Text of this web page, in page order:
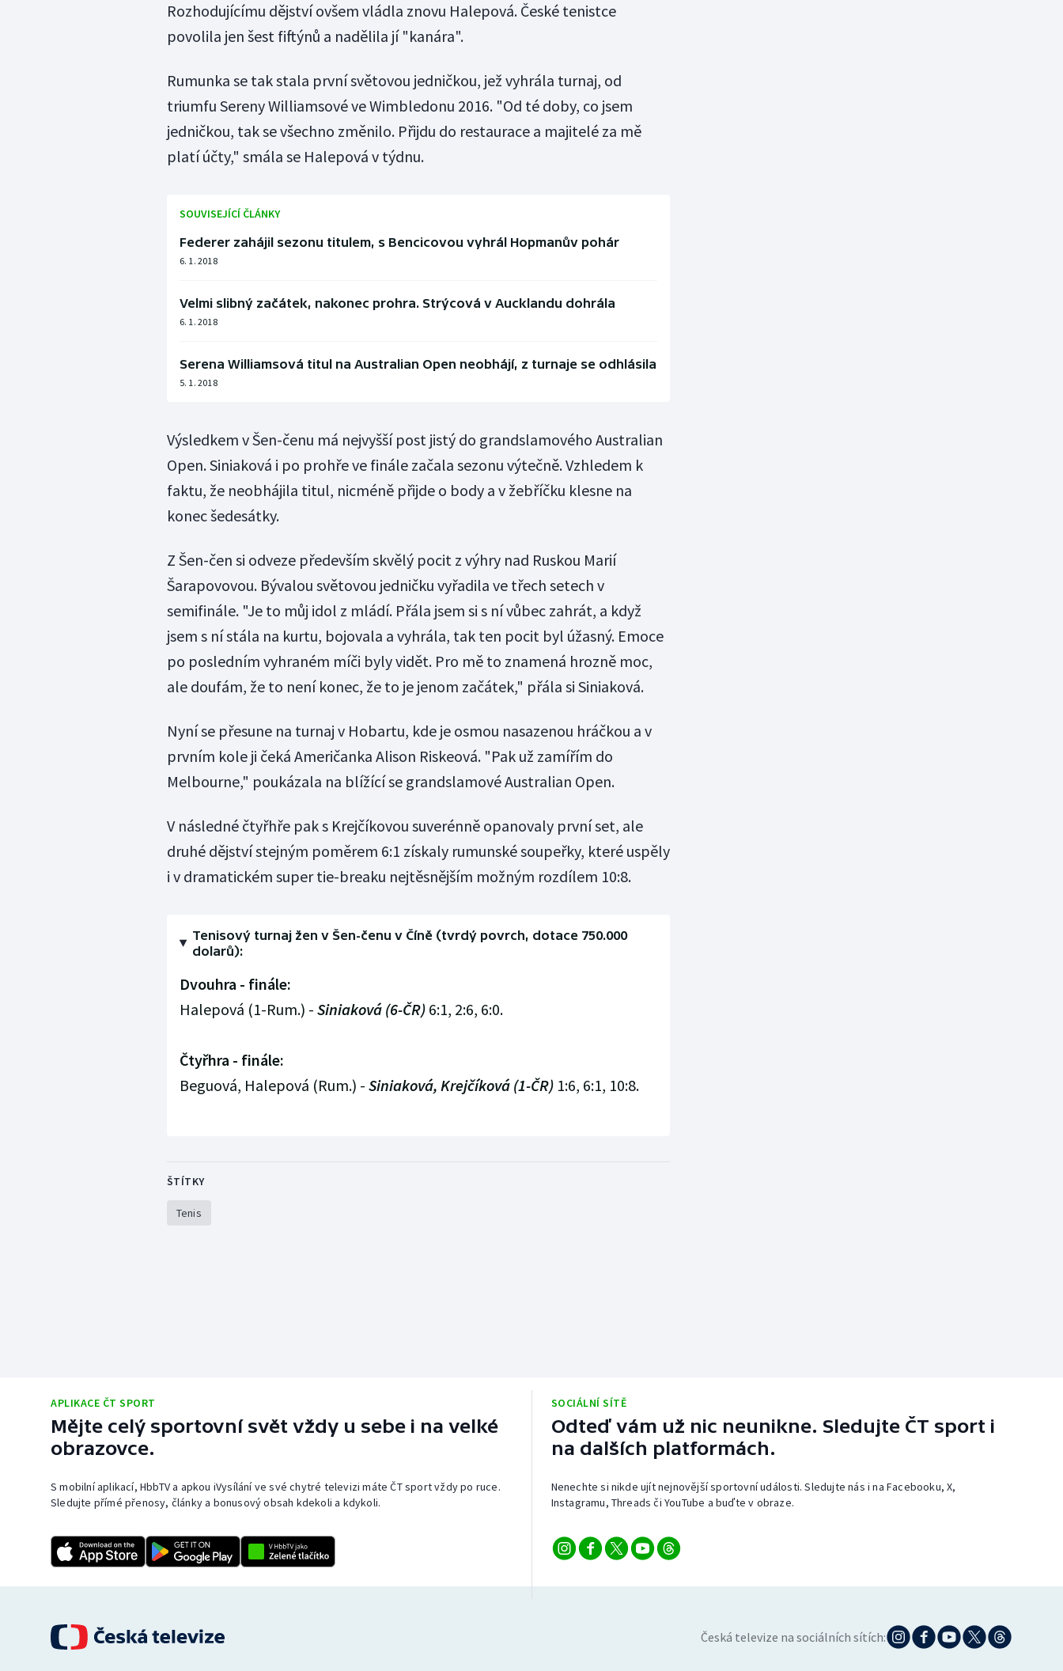
Rozhodujícímu dějství ovšem vládla znovu Halepová. České tenistce
povolila jen šest fiftýnů a nadělila jí "kanára".
Rumunka se tak stala první světovou jedničkou, jež vyhrála turnaj, od
triumfu Sereny Williamsové ve Wimbledonu 2016. "Od té doby, co jsem
jedničkou, tak se všechno změnilo. Přijdu do restaurace a majitelé za mě
platí účty," smála se Halepová v týdnu.
SOUVISEJÍCÍ ČLÁNKY
Federer zahájil sezonu titulem, s Bencicovou vyhrál Hopmanův pohár
6. 1. 2018
Velmi slibný začátek, nakonec prohra. Strýcová v Aucklandu dohrála
6. 1. 2018
Serena Williamsová titul na Australian Open neobhájí, z turnaje se odhlásila
5. 1. 2018
Výsledkem v Šen-čenu má nejvyšší post jistý do grandslamového Australian
Open. Siniaková i po prohře ve finále začala sezonu výtečně. Vzhledem k
faktu, že neobhájila titul, nicméně přijde o body a v žebříčku klesne na
konec šedesátky.
Z Šen-čen si odveze především skvělý pocit z výhry nad Ruskou Marií
Šarapovovou. Bývalou světovou jedničku vyřadila ve třech setech v
semifinále. "Je to můj idol z mládí. Přála jsem si s ní vůbec zahrát, a když
jsem s ní stála na kurtu, bojovala a vyhrála, tak ten pocit byl úžasný. Emoce
po posledním vyhraném míči byly vidět. Pro mě to znamená hrozně moc,
ale doufám, že to není konec, že to je jenom začátek," přála si Siniaková.
Nyní se přesune na turnaj v Hobartu, kde je osmou nasazenou hráčkou a v
prvním kole ji čeká Američanka Alison Riskeová. "Pak už zamířím do
Melbourne," poukázala na blížící se grandslamové Australian Open.
V následné čtyřhře pak s Krejčíkovou suverénně opanovaly první set, ale
druhé dějství stejným poměrem 6:1 získaly rumunské soupeřky, které uspěly
i v dramatickém super tie-breaku nejtěsnějším možným rozdílem 10:8.
Tenisový turnaj žen v Šen-čenu v Číně (tvrdý povrch, dotace 750.000
dolarů):
Dvouhra - finále:
Halepová (1-Rum.) - Siniaková (6-ČR)6:1, 2:6, 6:0.
Čtyřhra - finále:
Beguová, Halepová (Rum.) - Siniaková, Krejčíková (1-ČR)1:6, 6:1, 10:8.
ŠTÍTKY
Tenis
APLIKACE ČT SPORT
Mějte celý sportovní svět vždy u sebe i na velké
obrazovce.
S mobilní aplikací, HbbTV a apkou iVysílání ve své chytré televizi máte ČT sport vždy po ruce.
Sledujte přímé přenosy, články a bonusový obsah kdekoli a kdykoli.
SOCIÁLNÍ SÍTĚ
Odteď vám už nic neunikne. Sledujte ČT sport i
na dalších platformách.
Nenechte si nikde ujít nejnovější sportovní události. Sledujte nás i na Facebooku, X,
Instagramu, Threads či YouTube a buďte v obraze.
Česká televize na sociálních sítích: